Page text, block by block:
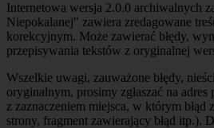
Internetowa wersja 2.0.0 archiwalnych
Niepokalanej" zawiera zredagowane
korekcyjnym. Może zawierać błędy,
przepisywania tekstów z oryginalnej
Wszelkie uwagi, zauważone błędy,
oryginalnym, prosimy zgłaszać na adres
z zaznaczeniem miejsca, w którym błąd
strony, fragment zawierający błąd itp.).